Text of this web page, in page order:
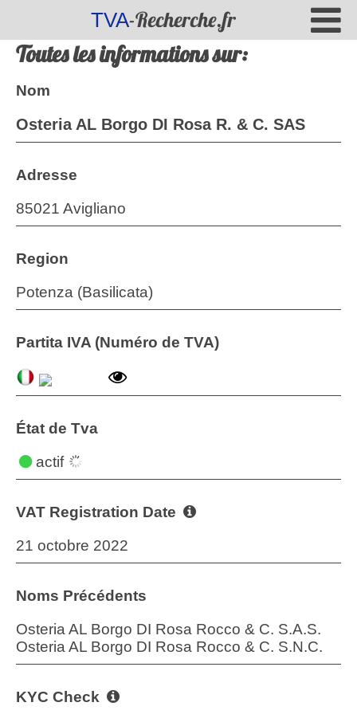
TVA-Recherche.fr
Toutes les informations sur:
Nom
Osteria AL Borgo DI Rosa R. & C. SAS
Adresse
85021 Avigliano
Region
Potenza (Basilicata)
Partita IVA (Numéro de TVA)
État de Tva
actif
VAT Registration Date
21 octobre 2022
Noms Précédents
Osteria AL Borgo DI Rosa Rocco & C. S.A.S.
Osteria AL Borgo DI Rosa Rocco & C. S.N.C.
KYC Check